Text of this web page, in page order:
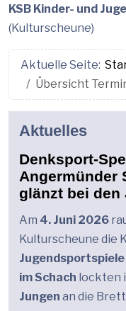
KSB Kinder- und
(Kulturscheune)
Aktuelle Seite:
Übersicht
Aktuelles
Denksport-
Angermünder
glänzt bei
Am 4. Juni 2026
Kulturscheune die
im Schach lockten
Jungen an die